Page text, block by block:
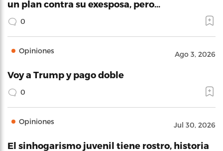
un plan contra su exesposa, pero…
0
Opiniones Ago 3, 2026
Voy a Trump y pago doble
0
Opiniones Jul 30, 2026
El sinhogarismo juvenil tiene rostro, historia